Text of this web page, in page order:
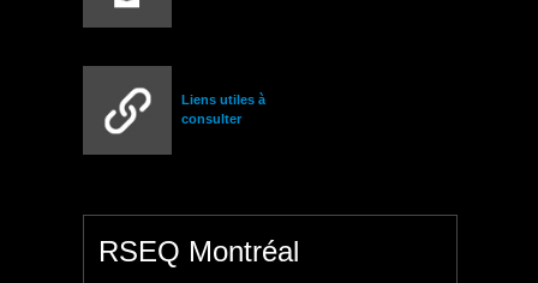
Liens utiles à
consulter
RSEQ Montréal